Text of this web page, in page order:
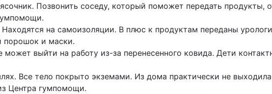
Позвонить соседу, который поможет передать продукты,
на самоизоляции. В плюс к продуктам переданы
порошок и маски.
выйти на работу из-за перенесенного ковида. Дети
Все тело покрыто экземами. Из дома практически не
Центра гумпомощи.